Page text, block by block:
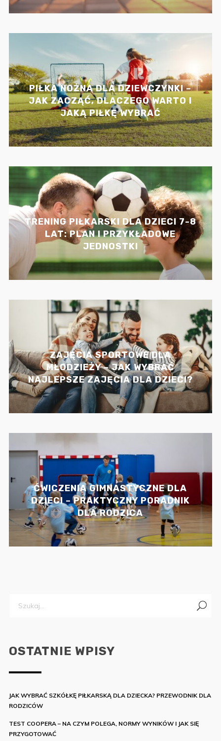
PIŁKA NOŻNA DLA DZIEWCZYNKI –
JAK ZACZĄĆ, DLACZEGO WARTO I
JAKĄ PIŁKĘ WYBRAĆ
TRENING PIŁKARSKI DLA DZIECI 7-8
LAT: PLAN I PRZYKŁADOWE
JEDNOSTKI
ZAJĘCIA SPORTOWE DLA
MŁODZIEŻY – JAK WYBRAĆ
NAJLEPSZE ZAJĘCIA DLA DZIECI?
ĆWICZENIA GIMNASTYCZNE DLA
DZIECI – PRAKTYCZNY PORADNIK
DLA RODZICA
OSTATNIE WPISY
JAK WYBRAĆ SZKÓŁKĘ PIŁKARSKĄ DLA DZIECKA? PRZEWODNIK DLA
RODZICÓW
TEST COOPERA – NA CZYM POLEGA, NORMY WYNIKÓW I JAK SIĘ
PRZYGOTOWAĆ